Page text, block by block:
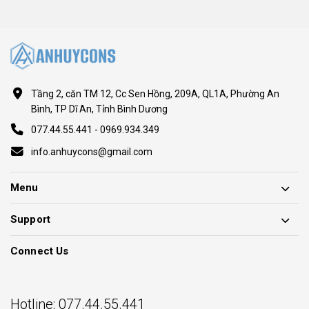
Mua ngay – Nhận quà tặng hấp dẫn & miễn phí
THU THỦY
1 year ago
Đã mua sản phẩm
Góc tường bền đẹp, sạch sẽ với nẹp C-26V – Giải
«
Tầng 2, căn TM 12, Cc Sen Hồng, 209A, QL1A, Phường An
Bình, TP Dĩ An, Tỉnh Bình Dương
077.44.55.441 - 0969.934.349
info.anhuycons@gmail.com
Menu
Support
Connect Us
Hotline: 077.44.55.441